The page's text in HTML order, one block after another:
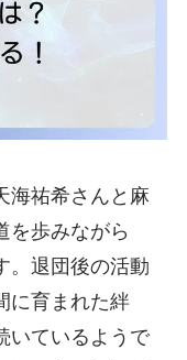
海祐希さんと麻
を歩みながら
。退団後の活動
に育まれた絆
いているようで